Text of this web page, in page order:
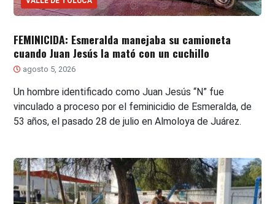
FEMINICIDA: Esmeralda manejaba su camioneta
cuando Juan Jesús la mató con un cuchillo
agosto 5, 2026
Un hombre identificado como Juan Jesús “N” fue
vinculado a proceso por el feminicidio de Esmeralda, de
53 años, el pasado 28 de julio en Almoloya de Juárez.